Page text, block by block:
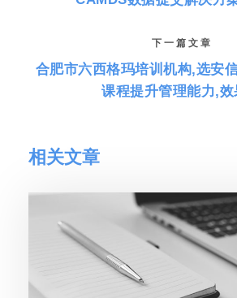
下一篇文章
合肥市六西格玛培训机构,选安
课程提升管理能力,效
相关文章